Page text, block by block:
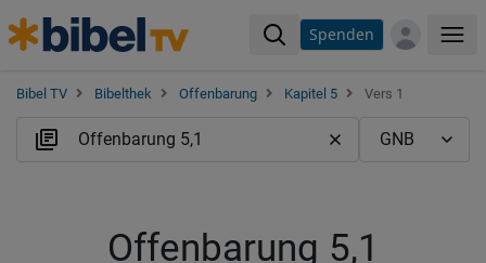
Spenden
Bibel TV Bibelthek Offenbarung Kapitel 5 Vers 1
Offenbarung 5,1